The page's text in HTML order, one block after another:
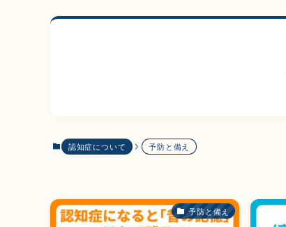
認知症について 予防と備え
予防と備え